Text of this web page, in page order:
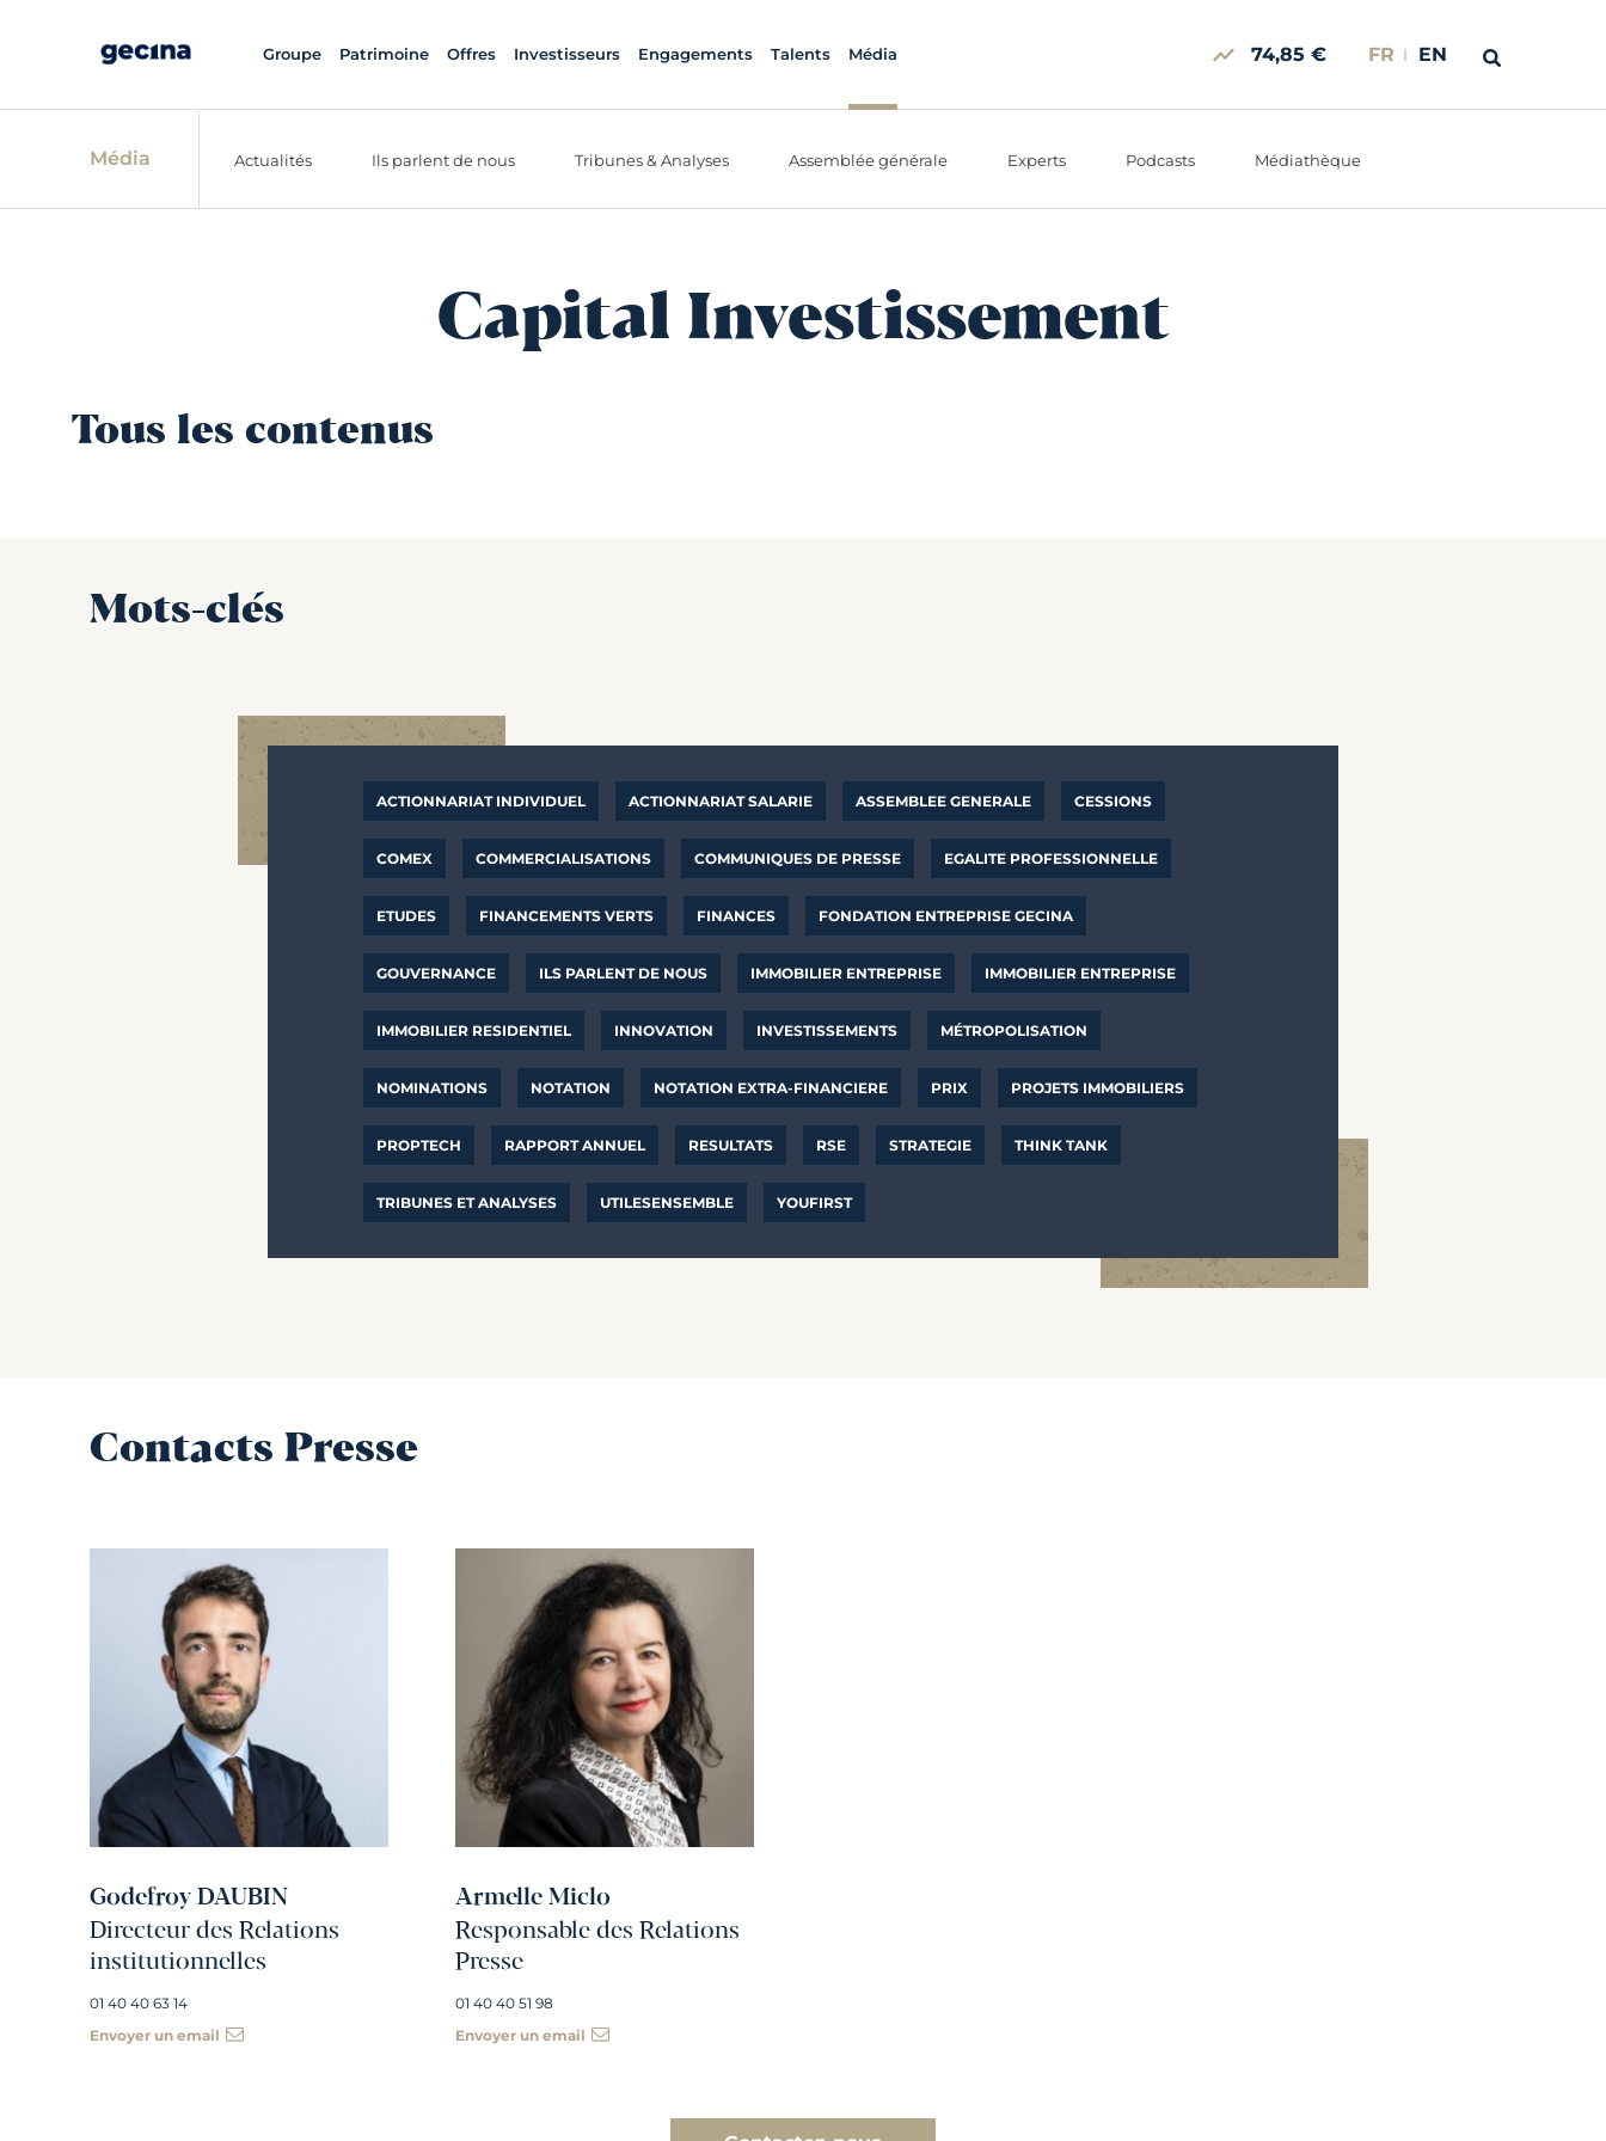
Groupe Patrimoine Offres Investisseurs Engagements Talents Média 74,85 € FR EN
Média Actualités Ils parlent de nous Tribunes & Analyses Assemblée générale Experts Podcasts Médiathèque
Capital Investissement
Tous les contenus
Mots-clés
ACTIONNARIAT INDIVIDUEL ACTIONNARIAT SALARIE ASSEMBLEE GENERALE CESSIONS
COMEX COMMERCIALISATIONS COMMUNIQUES DE PRESSE EGALITE PROFESSIONNELLE
ETUDES FINANCEMENTS VERTS FINANCES FONDATION ENTREPRISE GECINA
GOUVERNANCE ILS PARLENT DE NOUS IMMOBILIER ENTREPRISE IMMOBILIER ENTREPRISE
IMMOBILIER RESIDENTIEL INNOVATION INVESTISSEMENTS MÉTROPOLISATION
NOMINATIONS NOTATION NOTATION EXTRA-FINANCIERE PRIX PROJETS IMMOBILIERS
PROPTECH RAPPORT ANNUEL RESULTATS RSE STRATEGIE THINK TANK
TRIBUNES ET ANALYSES UTILESENSEMBLE YOUFIRST
Contacts Presse
Godefroy DAUBIN
Directeur des Relations
institutionnelles
01 40 40 63 14
Envoyer un email
Armelle Miclo
Responsable des Relations
Presse
01 40 40 51 98
Envoyer un email